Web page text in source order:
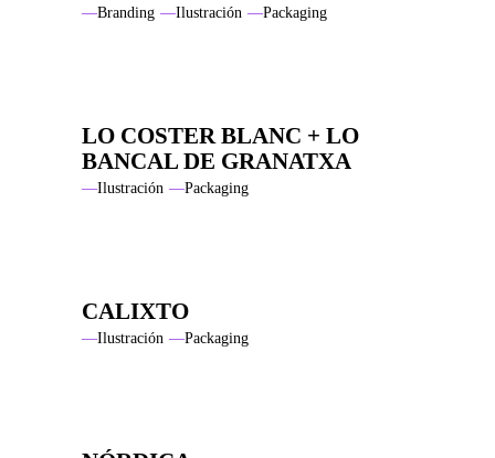
Branding Ilustración Packaging
LO COSTER BLANC + LO
BANCAL DE GRANATXA
Ilustración Packaging
CALIXTO
Ilustración Packaging